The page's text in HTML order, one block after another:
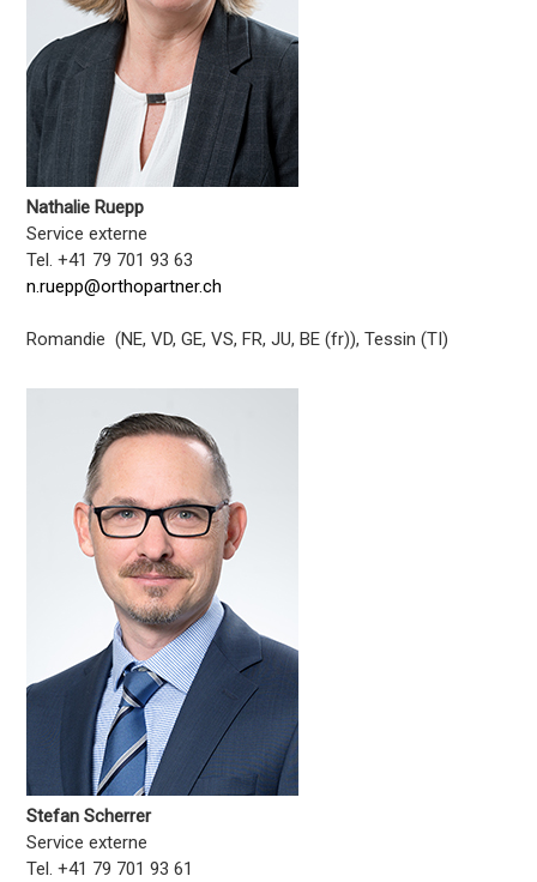
Nathalie Ruepp
Service externe
Tel. +41 79 701 93 63
n.ruepp@orthopartner.ch
Romandie (NE, VD, GE, VS, FR, JU, BE (fr)), Tessin (TI)
Stefan Scherrer
Service externe
Tel. +41 79 701 93 61